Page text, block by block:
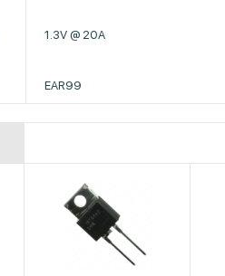
1.3V @ 20A
EAR99